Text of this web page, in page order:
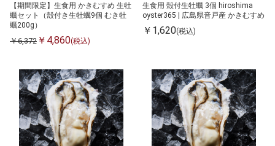
【期間限定】生食用 かきむすめ 生牡
蠣セット（殻付き生牡蠣9個 むき牡
蠣200g）
￥6,372 ￥4,860(税込)
生食用 殻付生牡蠣 3個 hiroshima
oyster365 | 広島県音戸産 かきむすめ
￥1,620(税込)